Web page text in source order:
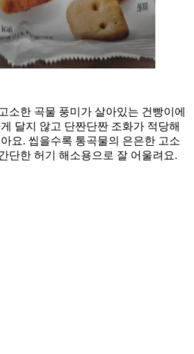
소한 곡물 풍미가 살아있는 건빵이에
달지 않고 단짠단짠 조화가 적당해
요. 씹을수록 통곡물의 은은한 고소
단한 허기 해소용으로 잘 어울려요.